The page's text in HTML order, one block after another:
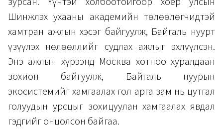
Шинжлэх ухааны академийн төлөөлөгчидтэй
хамтран ажлын хэсэг байгуулж, Байгаль нуурт
үзүүлэх нөлөөллийг судлах ажлыг эхлүүлсэн.
Энэ ажлын хүрээнд Москва хотноо хуралдаан
зохион байгуулж, Байгаль нуурын
экосистемийг хамгаалах гол арга зам нь цутгал
голуудын урсцыг зохицуулан хамгаалах явдал
гэдгийг онцолсон байгаа.